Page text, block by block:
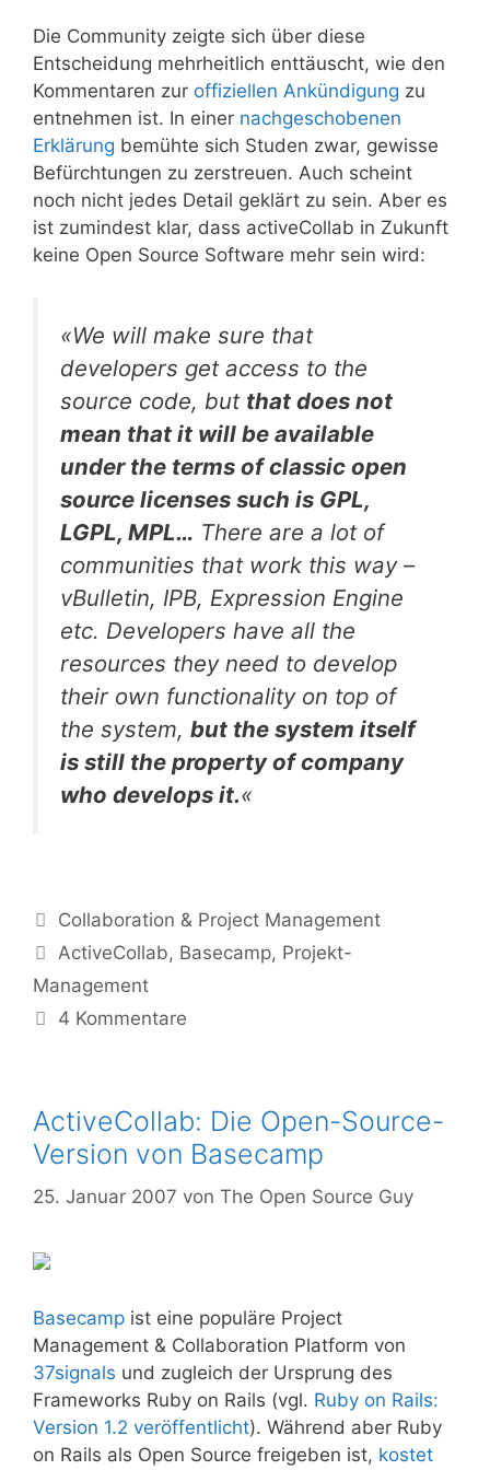
Die Community zeigte sich über diese
Entscheidung mehrheitlich enttäuscht, wie den
Kommentaren zur offiziellen Ankündigung zu
entnehmen ist. In einer nachgeschobenen
Erklärung bemühte sich Studen zwar, gewisse
Befürchtungen zu zerstreuen. Auch scheint
noch nicht jedes Detail geklärt zu sein. Aber es
ist zumindest klar, dass activeCollab in Zukunft
keine Open Source Software mehr sein wird:
«We will make sure that
developers get access to the
source code, but that does not
mean that it will be available
under the terms of classic open
source licenses such is GPL,
LGPL, MPL… There are a lot of
communities that work this way –
vBulletin, IPB, Expression Engine
etc. Developers have all the
resources they need to develop
their own functionality on top of
the system, but the system itself
is still the property of company
who develops it.«
Kategorien
Collaboration & Project Management
Tags
ActiveCollab, Basecamp, Projekt-
Management
4 Kommentare
ActiveCollab: Die Open-Source-
Version von Basecamp
25. Januar 2007 von The Open Source Guy
Basecamp ist eine populäre Project
Management & Collaboration Platform von
37signals und zugleich der Ursprung des
Frameworks Ruby on Rails (vgl. Ruby on Rails:
Version 1.2 veröffentlicht). Während aber Ruby
on Rails als Open Source freigeben ist, kostet